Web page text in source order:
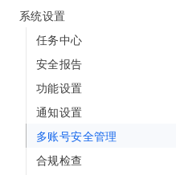
系统设置
任务中心
安全报告
功能设置
通知设置
多账号安全管理
合规检查
迁移与运维管理
专有云